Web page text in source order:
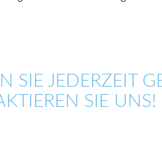
SIE JEDERZEIT
SIE UNS!